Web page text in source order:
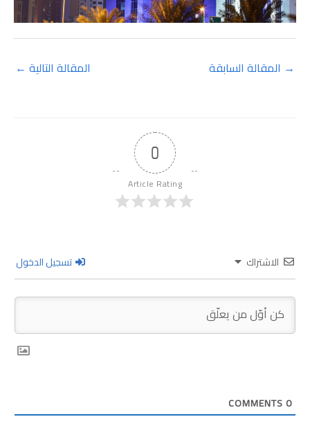
→ المقالة السابقة المقالة التالية ←
0
Article Rating
الاشتراك تسجيل الدخول
0